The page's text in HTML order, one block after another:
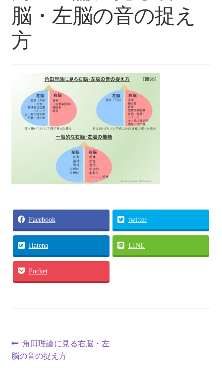
＠塾
各種体験会
個人セッション
お問い合わせ
お問い合わせ
脳・左脳の音の捉え
方
Facebook twitter
Hatena LINE
Pocket
投
稿
前
の
角田理論に見る右脳・左
脳の音の捉え方